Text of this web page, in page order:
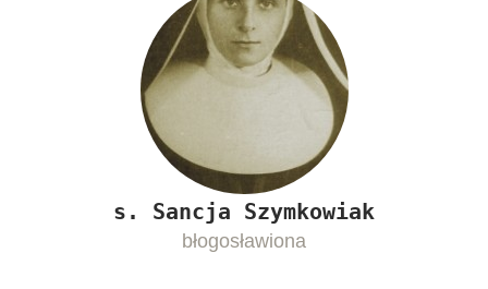
s. Sancja Szymkowiak
błogosławiona